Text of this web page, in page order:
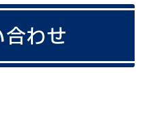
合わせ